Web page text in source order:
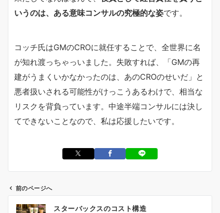
いうのは、ある意味コンサルの究極的な姿です。
コッチ氏はGMのCROに就任することで、全世界に名
が知れ渡っちゃっいました。失敗すれば、「GMの再
建がうまくいかなかったのは、あのCROのせいだ」と
悪者扱いされる可能性がけっこうあるわけで、相当な
リスクを背負っています。中途半端コンサルには決し
てできないことなので、私は応援したいです。
前のページへ
スターバックスのコスト構造